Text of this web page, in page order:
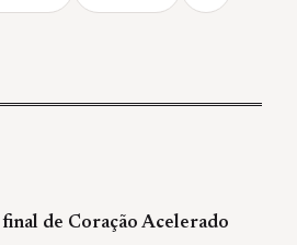
de Coração Acelerado